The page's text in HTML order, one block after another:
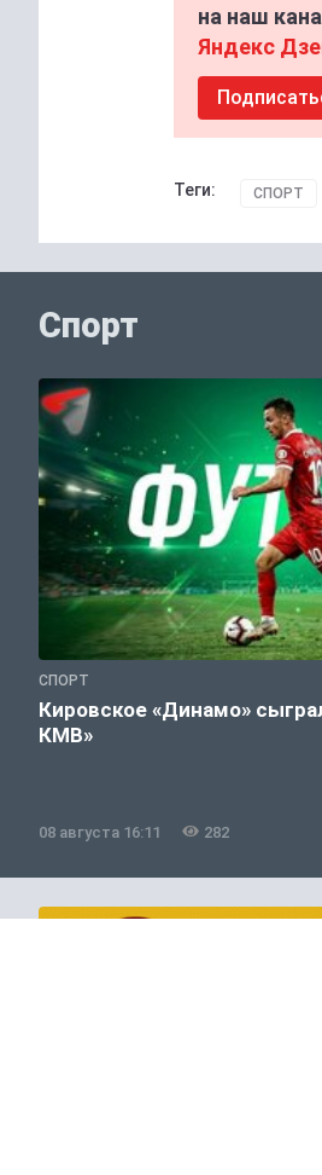
на наш
Яндекс
Теги: СПОРТ
Спорт
СПОРТ
Кировское «Динамо»
КМВ»
08 августа 16:11 282